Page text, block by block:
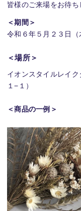
皆様のご来場をお待ち
＜期間＞
令和６年５月２３日
＜場所＞
イオンスタイルレイ
１−１）
＜商品の一例＞